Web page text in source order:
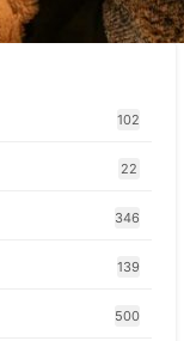
102
22
346
139
500